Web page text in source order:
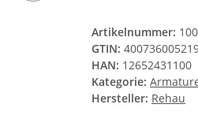
Artikelnummer:
GTIN:
HAN: 12652431100
Kategorie:
Hersteller: Rehau